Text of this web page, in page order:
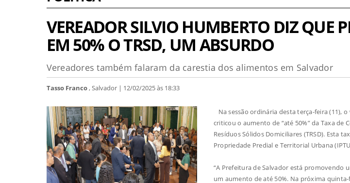
VEREADOR SILVIO HUMBERTO DIZ QUE
EM 50% O TRSD, UM ABSURDO
Vereadores também falaram da carestia dos alimentos em Salvador
Tasso Franco, Salvador | 12/02/2025 às 18:33
Na sessão ordinária desta terça-feira (11),
criticou o aumento de “até 50%” da Taxa de
Resíduos Sólidos Domiciliares (TRSD). Esta
Propriedade Predial e Territorial Urbana
“A Prefeitura de Salvador está promovendo
um aumento de até 50%. Na próxima